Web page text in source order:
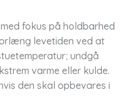
fokus på holdbarhed
levetiden ved at
undgå
varme eller kulde.
den skal opbevares i